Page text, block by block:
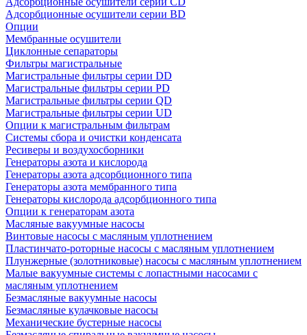
Адсорбционные осушители серии BD
Опции
Мембранные осушители
Циклонные сепараторы
Фильтры магистральные
Магистральные фильтры серии DD
Магистральные фильтры серии PD
Магистральные фильтры серии QD
Магистральные фильтры серии UD
Опции к магистральным фильтрам
Системы сбора и очистки конденсата
Ресиверы и воздухосборники
Генераторы азота и кислорода
Генераторы азота адсорбционного типа
Генераторы азота мембранного типа
Генераторы кислорода адсорбционного типа
Опции к генераторам азота
Масляные вакуумные насосы
Винтовые насосы с масляным уплотнением
Пластинчато-роторные насосы с масляным уплотнением
Плунжерные (золотниковые) насосы с масляным уплотнением
Малые вакуумные системы с лопастными насосами с
масляным уплотнением
Безмасляные вакуумные насосы
Безмасляные кулачковые насосы
Механические бустерные насосы